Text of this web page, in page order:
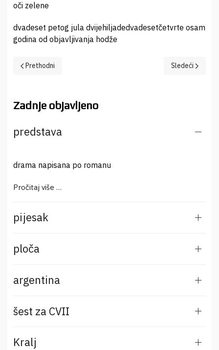
oči zelene
dvadeset petog jula dvijehiljadedvadesetčetvrte osam
godina od objavljivanja hodže
Prethodni članak: ploča
Prethodni Sledeći
Sledeći
Zadnje objavljeno
predstava
drama napisana po romanu
Pročitaj više …
pijesak
ploča
argentina
šest za CVII
Kralj